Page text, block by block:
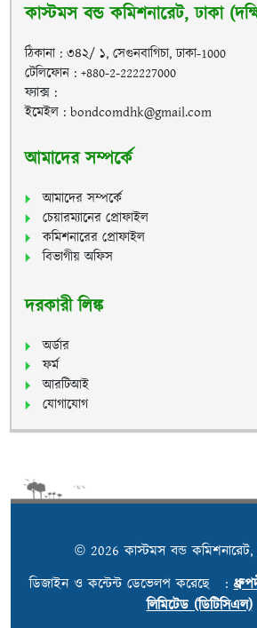
কাস্টমস বন্ড কমিশনারেট, ঢাকা
ঠিকানা : ৩৪২/ ১, সেগুনবাগিচা, ঢাকা-1000
টেলিফোন : +880-2-222227000
ফ্যাক্স :
ইমেইল : bondcomdhk@gmail.com
আমাদের সম্পর্কে
আমাদের সম্পর্কে
চেয়ারম্যানের প্রোফাইল
কমিশনারের প্রোফাইল
বিভাগীয় অফিস
দরকারী লিঙ্ক
অর্ডার
ফর্ম
আরটিআই
যোগাযোগ
© 2026 কাস্টমস বন্ড কমিশনারেট,
ডিজাইন ও কন্টেন্ট ডেভেলপ করেছে :
লিমিটেড (ডিটিসিএল)